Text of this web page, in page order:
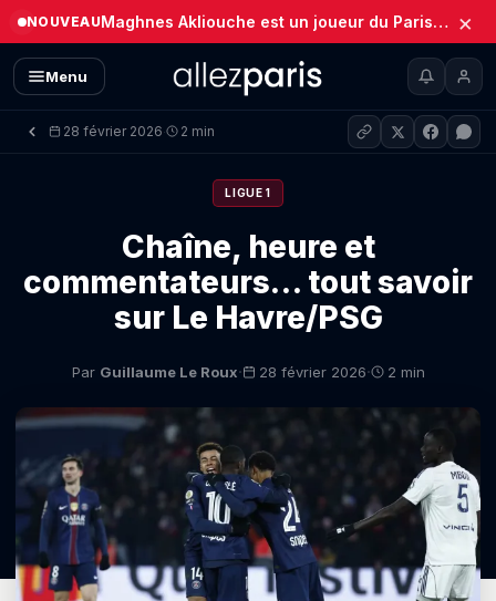
NOUVEAU Maghnes Akliouche est un joueur du Paris Saint-Germain (Officiel) ×
Menu
28 février 2026· 2 min
LIGUE 1
Chaîne, heure et
commentateurs… tout savoir
sur Le Havre/PSG
Par Guillaume Le Roux· 28 février 2026· 2 min